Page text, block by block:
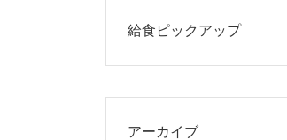
給食ピックアップ
アーカイブ